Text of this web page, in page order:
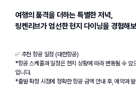
여행의 품격을 더하는 특별한 저녁,
링켄리브가 엄선한 현지 다이닝을 경험해
✅ 추천 항공 일정 (대한항공)
*항공 스케줄과 일정은 현지 상황에 따라 변동될 수 있
입니다.
*출발 확정 시점에 정확한 항공 금액 안내 후, 예약과